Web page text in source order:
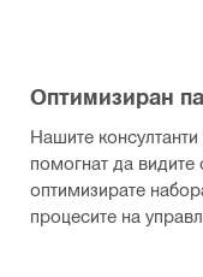
Оптимизиран
Нашите
помогнат да видите
оптимизирате
процесите на